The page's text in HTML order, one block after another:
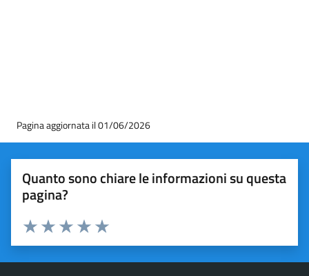
Pagina aggiornata il 01/06/2026
Quanto sono chiare le informazioni su questa
pagina?
Valuta 5 stelle su 5
Valuta 4 stelle su 5
Valuta 3 stelle su 5
Valuta 2 stelle su 5
Valuta 1 stelle su 5